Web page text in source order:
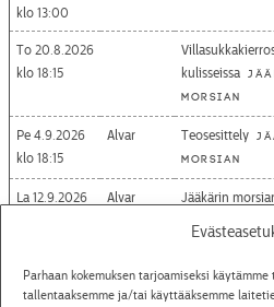
Parhaan kokemuksen tarjoamiseksi
tallentaaksemme ja/tai käyttääksemme
13:00
To 20.8.2026
18:15
kulisseissa
morsian
Pe 4.9.2026
18:15
Alvar Teosesittely
morsian
La 12.9.2026
Alvar Jääkärin
18:00